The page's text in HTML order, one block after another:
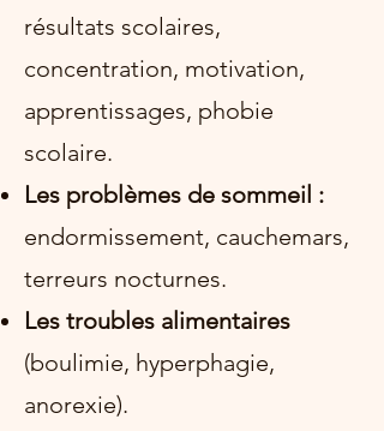
résultats scolaires,
concentration, motivation,
apprentissages, phobie
scolaire.
Les problèmes de sommeil :
endormissement, cauchemars,
terreurs nocturnes.
Les troubles alimentaires
(boulimie, hyperphagie,
anorexie).